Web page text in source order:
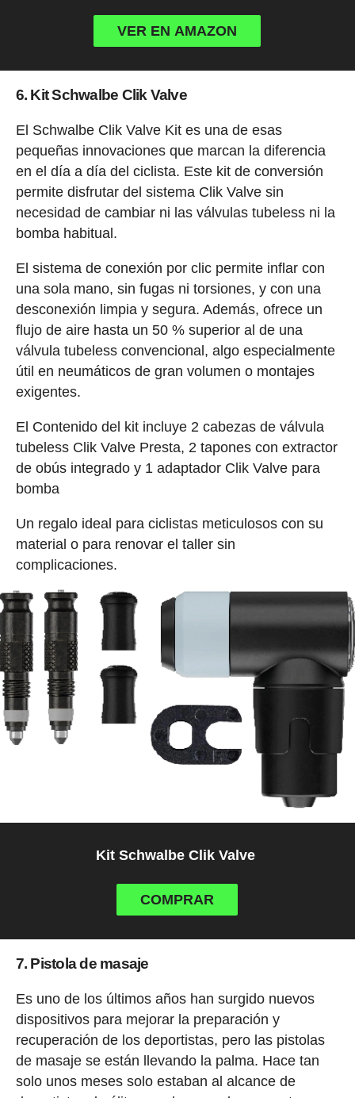
VER EN AMAZON
6. Kit Schwalbe Clik Valve
El Schwalbe Clik Valve Kit es una de esas
pequeñas innovaciones que marcan la diferencia
en el día a día del ciclista. Este kit de conversión
permite disfrutar del sistema Clik Valve sin
necesidad de cambiar ni las válvulas tubeless ni la
bomba habitual.
El sistema de conexión por clic permite inflar con
una sola mano, sin fugas ni torsiones, y con una
desconexión limpia y segura. Además, ofrece un
flujo de aire hasta un 50 % superior al de una
válvula tubeless convencional, algo especialmente
útil en neumáticos de gran volumen o montajes
exigentes.
El Contenido del kit incluye 2 cabezas de válvula
tubeless Clik Valve Presta, 2 tapones con extractor
de obús integrado y 1 adaptador Clik Valve para
bomba
Un regalo ideal para ciclistas meticulosos con su
material o para renovar el taller sin
complicaciones.
Kit Schwalbe Clik Valve
COMPRAR
7. Pistola de masaje
Es uno de los últimos años han surgido nuevos
dispositivos para mejorar la preparación y
recuperación de los deportistas, pero las pistolas
de masaje se están llevando la palma. Hace tan
solo unos meses solo estaban al alcance de